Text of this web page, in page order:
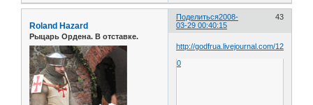
Поделиться 43
2008-
03-29 00:40:15
Roland Hazard
Рыцарь Ордена. В отставке.
http://godfrua.livejournal.com/12430.html
0